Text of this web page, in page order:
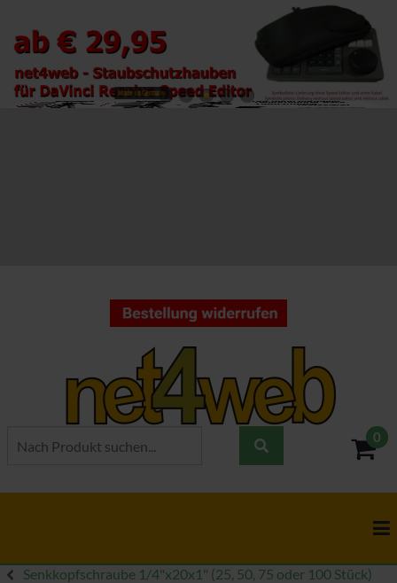
0
-
Senkkopfschraube 1/4"x20x1" (25, 50, 75 oder 100 Stück)